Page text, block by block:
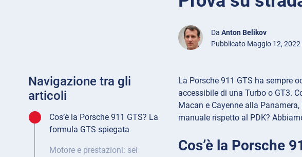
Da Anton Belikov
Pubblicato Maggio 12, 2022
Navigazione tra gli
articoli
Cos’è la Porsche 911 GTS? La
formula GTS spiegata
Motore e prestazioni: sei
La Porsche 911 GTS ha sempre
accessibile di una Turbo o GT3.
Macan e Cayenne alla
manuale rispetto al PDK?
Cos’è la Porsche